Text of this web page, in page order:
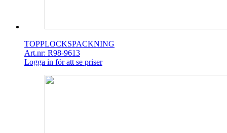
TOPPLOCKSPACKNING
Art.nr: R98-9613
Logga in för att se priser